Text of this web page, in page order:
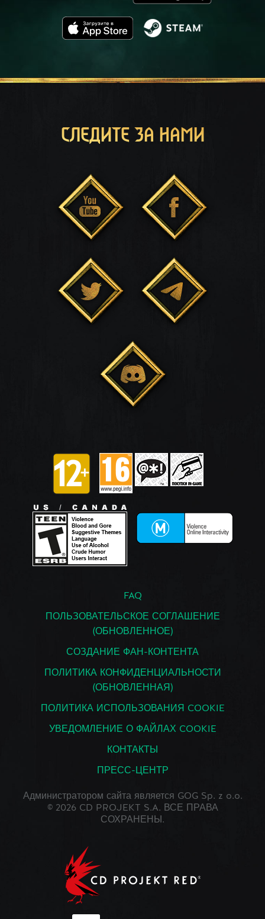
СЛЕДИТЕ ЗА НАМИ
FAQ
ПОЛЬЗОВАТЕЛЬСКОЕ СОГЛАШЕНИЕ
(ОБНОВЛЕННОЕ)
СОЗДАНИЕ ФАН-КОНТЕНТА
ПОЛИТИКА КОНФИДЕНЦИАЛЬНОСТИ
(ОБНОВЛЕННАЯ)
ПОЛИТИКА ИСПОЛЬЗОВАНИЯ COOKIE
УВЕДОМЛЕНИЕ О ФАЙЛАХ COOKIE
КОНТАКТЫ
ПРЕСС-ЦЕНТР
Администратором сайта является GOG Sp. z o.o.
© 2026 CD PROJEKT S.A. ВСЕ ПРАВА
СОХРАНЕНЫ.